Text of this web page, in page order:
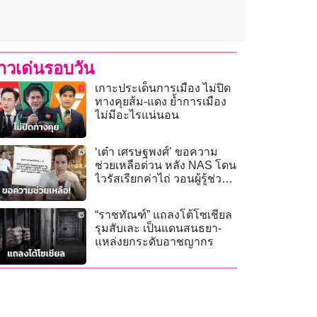
วเด่นรอบวัน
เกาะประเด็นการเมือง ไม่ปิด
ทางคุยส้ม-แดง ยํ้าการเมือง
ไม่มีอะไรแน่นอน
‘เต๋า เศรษฐพงศ์’ ขอความ
ช่วยเหลือด่วน หลัง NAS โดน
ไวรัสเรียกค่าไถ่ วอนผู้รู้ช่วยกู้
“ราชทัณฑ์” แถลงโต้โซเชียล
รุมสับเละ เป็นแดนสนธยา-
แหล่งยกระดับอาชญากร